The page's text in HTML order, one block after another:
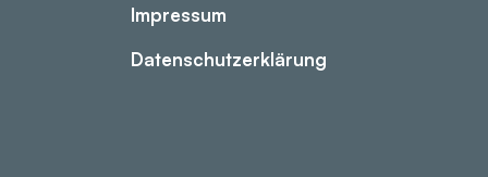
Impressum
Datenschutzerklärung